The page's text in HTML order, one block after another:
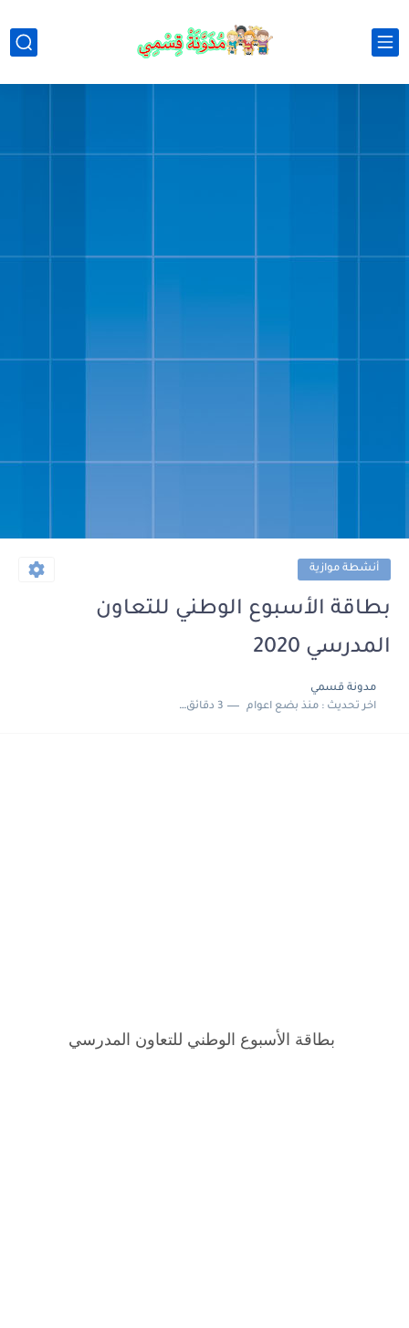
أنشطة موازية
بطاقة الأسبوع الوطني للتعاون
المدرسي 2020
مدونة قسمي
اخر تحديث :منذ بضع اعوام 3 دقائق للقراءة
بطاقة الأسبوع الوطني للتعاون المدرسي